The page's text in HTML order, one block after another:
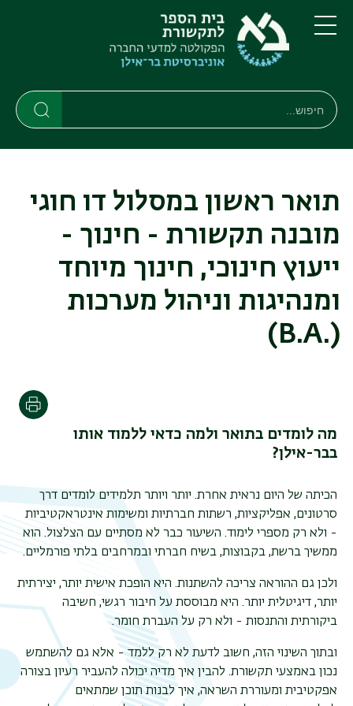
דילוג
לתוכן
העיקרי
דילוג
לתפריט
ניווט
ראשי
תפריט
חיפוש
חיפוש
תואר ראשון במסלול דו חוגי
מובנה תקשורת - חינוך -
ייעוץ חינוכי, חינוך מיוחד
ומנהיגות וניהול מערכות
(.B.A)
מה לומדים בתואר ולמה כדאי ללמוד אותו
בבר-אילן?
הכיתה של היום נראית אחרת. יותר ויותר תלמידים לומדים דרך
סרטונים, אפליקציות, רשתות חברתיות ומשימות אינטראקטיביות
- ולא רק מספרי לימוד. השיעור כבר לא מסתיים עם הצלצול. הוא
ממשיך ברשת, בקבוצות, בשיח חברתי ובמרחבים בלתי פורמליים.
ולכן גם ההוראה צריכה להשתנות. היא הופכת אישית יותר, יצירתית
יותר, דיגיטלית יותר. היא מבוססת על חיבור רגשי, חשיבה
ביקורתית והתנסות - ולא רק על העברת חומר.
ובתוך השינוי הזה, חשוב לדעת לא רק ללמד - אלא גם להשתמש
נכון באמצעי תקשורת. להבין איך מדיה יכולה להעביר רעיון בצורה
אפקטיבית ומעוררת השראה, איך לבנות תוכן שמתאים